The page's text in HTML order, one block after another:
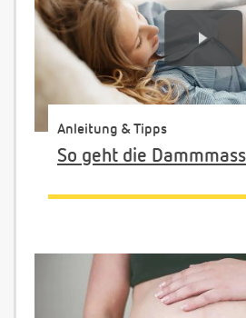
Anleitung & Tipps
So geht die